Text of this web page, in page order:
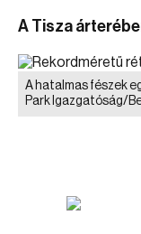
A Tisza
A hatalmas fészek
Park Igazgatóság/